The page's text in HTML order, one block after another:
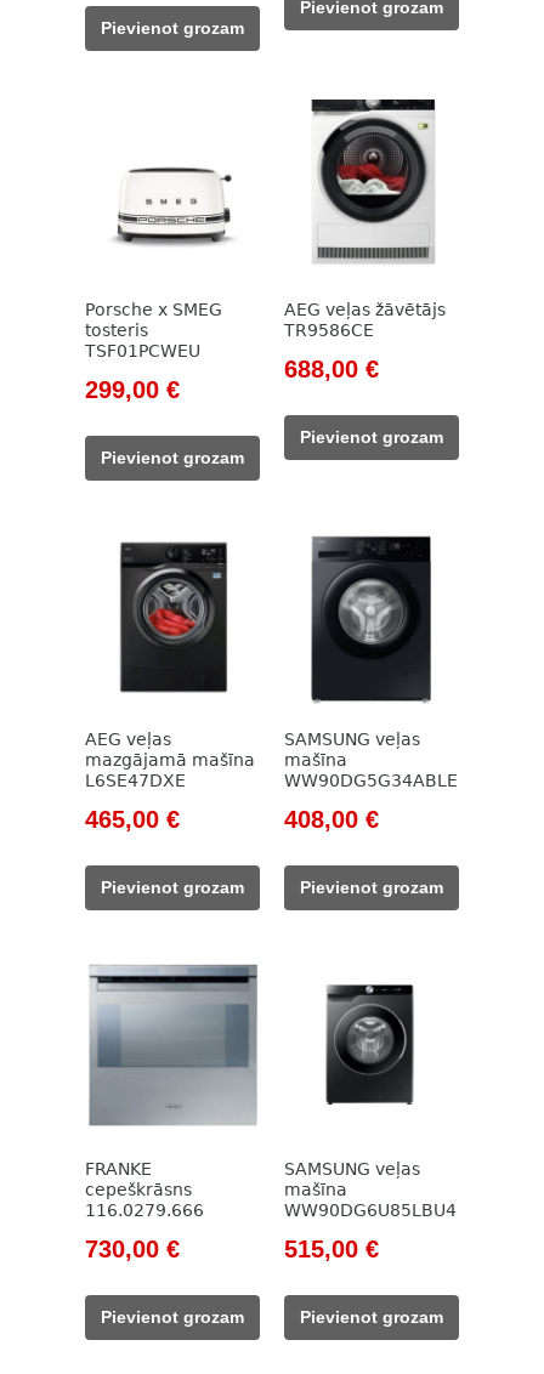
was:
649,00 €.
420,00 €.
Pievienot grozam
785,00 €.
510,00 €.
Pievienot grozam
Porsche x SMEG
tosteris
TSF01PCWEU
Original
was:
399,00 €.
299,00 €Current
299,00 €.
Pievienot grozam
AEG veļas žāvētājs
TR9586CE
Original
was:
928,00 €.
688,00 €Current
688,00 €.
Pievienot grozam
AEG veļas
mazgājamā mašīna
L6SE47DXE
Original
was:
589,00 €.
465,00 €Current
465,00 €.
Pievienot grozam
SAMSUNG veļas
mašīna
WW90DG5G34ABLE
Original
was:
596,00 €.
408,00 €Current
408,00 €.
Pievienot grozam
FRANKE
cepeškrāsns
116.0279.666
Original
was:
1
730,00 €Current
730,00 €.
Pievienot grozam
SAMSUNG veļas
mašīna
WW90DG6U85LBU4
Original
was:
745,00 €.
515,00 €Current
515,00 €.
Pievienot grozam